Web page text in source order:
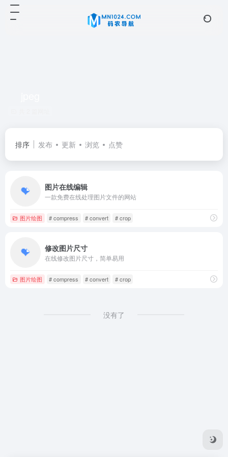
排序 发布 更新 浏览 点赞
图片在线编辑
一款免费在线处理图片文件的网站
图片绘图 # compress # convert # crop
修改图片尺寸
在线修改图片尺寸，简单易用
图片绘图 # compress # convert # crop
没有了